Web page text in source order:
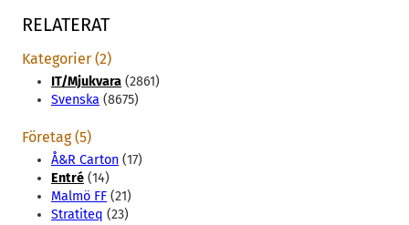
RELATERAT
Kategorier (2)
IT/Mjukvara (2861)
Svenska (8675)
Företag (5)
Å&R Carton (17)
Entré (14)
Malmö FF (21)
Stratiteq (23)